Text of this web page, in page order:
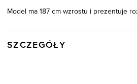
Model ma 187 cm wzrostu i prezentuje
SZCZEGÓŁY